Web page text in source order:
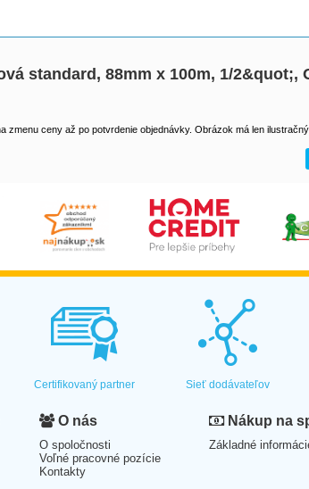
standard, 88mm x 100m, 1/2&quot;,
zmenu ceny až po potvrdenie objednávky. Obrázok má len
Certifikovaný partner Sieť dodávateľov
O nás
O spoločnosti
Voľné pracovné pozície
Kontakty
Nákup na
Základné